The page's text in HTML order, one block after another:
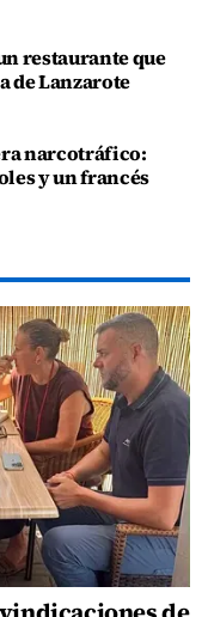
restaurante que
de Lanzarote
narcotráfico:
y un francés